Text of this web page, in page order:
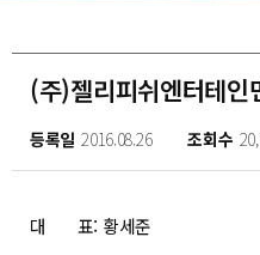
(주)젤리피쉬엔터테인
등록일 2016.08.26 조회수
대 표: 황세준